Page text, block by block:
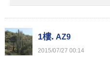
1樓. AZ9
2015/07/27 00:14